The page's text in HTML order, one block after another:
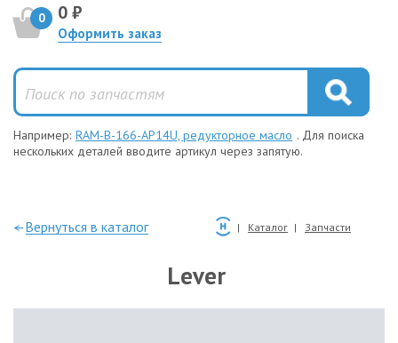
0 0 ₽
Оформить заказ
Например: RAM-B-166-AP14U, редукторное масло . Для поиска
нескольких деталей вводите артикул через запятую.
—Вернуться в каталог Каталог Запчасти
Lever